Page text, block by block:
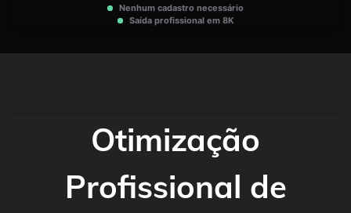
Nenhum cadastro necessário
Saída profissional em 8K
Otimização
Profissional de